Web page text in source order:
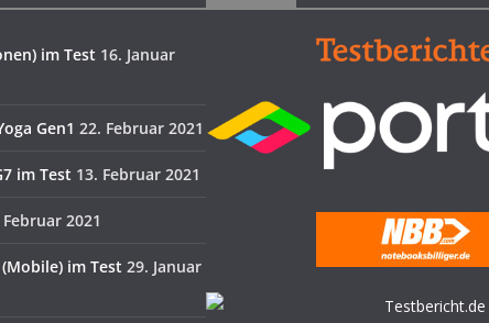
im Test 16. Januar
Gen1 22. Februar 2021
im Test 13. Februar 2021
2021
im Test 29. Januar